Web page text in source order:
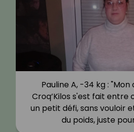
Pauline A, -34 kg :
Croq’Kilos s'est fait entre
un petit défi, sans vouloir
du poids, juste